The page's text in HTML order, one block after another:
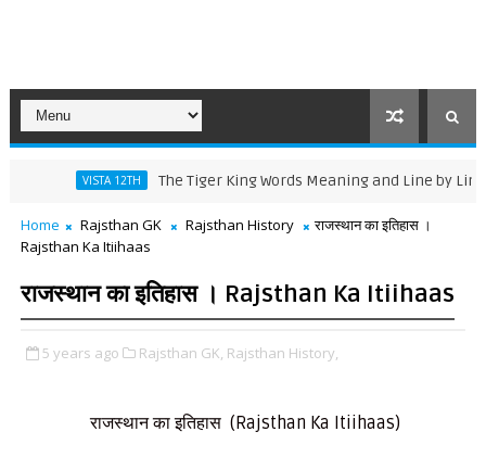
The Tiger King Words Meaning and Line by Line
Home Rajsthan GK Rajsthan History
राजस्थान का इतिहास ।
Rajsthan Ka Itiihaas
राजस्थान का इतिहास । Rajsthan Ka Itiihaas
5 years ago Rajsthan GK, Rajsthan History,
राजस्थान का इतिहास (Rajsthan Ka Itiihaas)